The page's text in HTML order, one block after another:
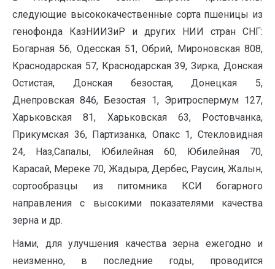
следующие высококачественные сорта пшеницы из
генофонда КазНИИЗиР и других НИИ стран СНГ:
Богарная 56, Одесская 51, Обрий, Мироновская 808,
Краснодарская 57, Краснодарская 39, Зирка, Донская
Остистая, Донская безостая, Донецкая 5,
Днепровская 846, Безостая 1, Эритроспермум 127,
Харьковская 81, Харьковская 63, Ростовчанка,
Прикумская 36, Партизанка, Опакс 1, Стекловидная
24, Наз,Сапалы, Юбилейная 60, Юбилейная 70,
Карасай, Мереке 70, Жадыра, Дербес, Раусин, Жалын,
сортообразцы из питомника КСИ богарного
направления с высокими показателями качества
зерна и др.
Нами, для улучшения качества зерна ежегодно и
неизменно, в последние годы, проводится